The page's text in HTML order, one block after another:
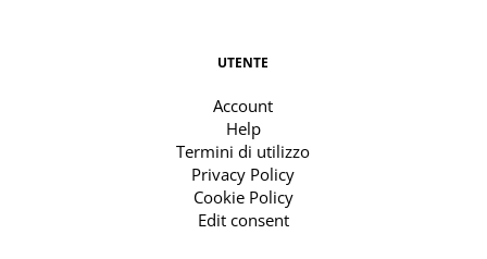
UTENTE
Account
Help
Termini di utilizzo
Privacy Policy
Cookie Policy
Edit consent